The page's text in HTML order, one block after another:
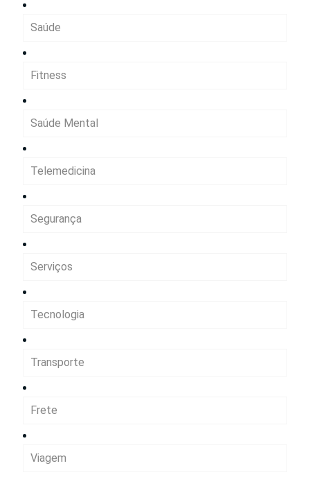
Saúde
Fitness
Saúde Mental
Telemedicina
Segurança
Serviços
Tecnologia
Transporte
Frete
Viagem